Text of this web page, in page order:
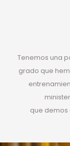
Tenemos una
grado que
que demos